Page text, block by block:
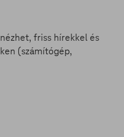
friss hírekkel és
(számítógép,